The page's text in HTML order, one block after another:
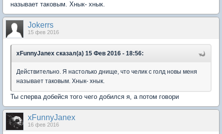
называет таковым. Хнык- хнык.
Jokerrs
15 фев 2016
xFunnyJanex сказал(а) 15 Фев 2016 - 18:56:
Действительно. Я настолько днище, что челик с голд новы меня
называет таковым. Хнык- хнык.
Ты сперва добейся того чего добился я, а потом говори
xFunnyJanex
16 фев 2016